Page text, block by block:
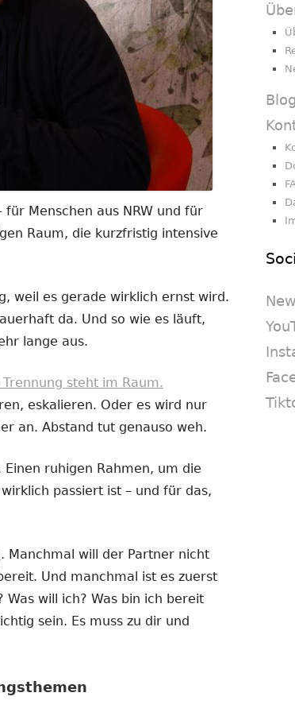
für Menschen aus NRW und für
Raum, die kurzfristig intensive
weil es gerade wirklich ernst wird.
da. Und so wie es läuft,
lange aus.
Trennung steht im Raum.
eskalieren. Oder es wird nur
an. Abstand tut genauso weh.
ruhigen Rahmen, um die
passiert ist – und für das,
. Manchmal will der Partner nicht
Und manchmal ist es zuerst
will ich? Was bin ich bereit
sein. Es muss zu dir und
Blog